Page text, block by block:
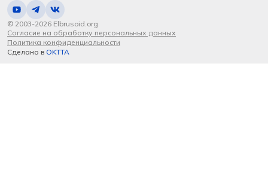
© 2003-2026 Elbrusoid.org
Согласие на обработку персональных данных
Политика конфиденциальности
Сделано в OKTTA